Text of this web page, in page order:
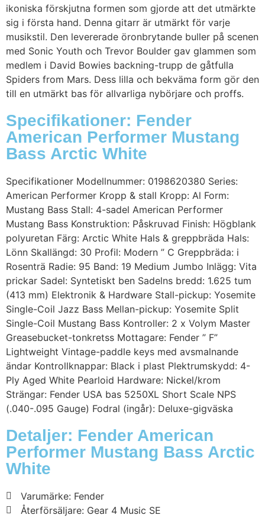
ikoniska förskjutna formen som gjorde att det utmärkte
sig i första hand. Denna gitarr är utmärkt för varje
musikstil. Den levererade öronbrytande buller på scenen
med Sonic Youth och Trevor Boulder gav glammen som
medlem i David Bowies backning-trupp de gåtfulla
Spiders from Mars. Dess lilla och bekväma form gör den
till en utmärkt bas för allvarliga nybörjare och proffs.
Specifikationer: Fender
American Performer Mustang
Bass Arctic White
Specifikationer Modellnummer: 0198620380 Series:
American Performer Kropp & stall Kropp: Al Form:
Mustang Bass Stall: 4-sadel American Performer
Mustang Bass Konstruktion: Påskruvad Finish: Högblank
polyuretan Färg: Arctic White Hals & greppbräda Hals:
Lönn Skallängd: 30 Profil: Modern ” C Greppbräda: i
Rosenträ Radie: 95 Band: 19 Medium Jumbo Inlägg: Vita
prickar Sadel: Syntetiskt ben Sadelns bredd: 1.625 tum
(413 mm) Elektronik & Hardware Stall-pickup: Yosemite
Single-Coil Jazz Bass Mellan-pickup: Yosemite Split
Single-Coil Mustang Bass Kontroller: 2 x Volym Master
Greasebucket-tonkretss Mottagare: Fender ” F”
Lightweight Vintage-paddle keys med avsmalnande
ändar Kontrollknappar: Black i plast Plektrumskydd: 4-
Ply Aged White Pearloid Hardware: Nickel/krom
Strängar: Fender USA bas 5250XL Short Scale NPS
(.040-.095 Gauge) Fodral (ingår): Deluxe-gigväska
Detaljer: Fender American
Performer Mustang Bass Arctic
White
Varumärke: Fender
Återförsäljare: Gear 4 Music SE